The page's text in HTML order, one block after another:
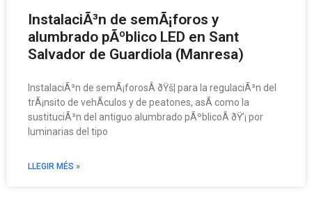
InstalaciÃ³n de semÃ¡foros y
alumbrado pÃºblico LED en Sant
Salvador de Guardiola (Manresa)
InstalaciÃ³n de semÃ¡forosÂ ðŸš¦ para la regulaciÃ³n del
trÃ¡nsito de vehÃ­culos y de peatones, asÃ­ como la
sustituciÃ³n del antiguo alumbrado pÃºblicoÂ ðŸ’¡ por
luminarias del tipo
LLEGIR MÉS »